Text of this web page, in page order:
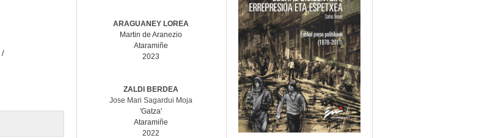
/
ARAGUANEY LOREA
Martin de Aranezio
Ataramiñe
2023
ZALDI BERDEA
Jose Mari Sagardui Moja
'Gatza'
Ataramiñe
2022